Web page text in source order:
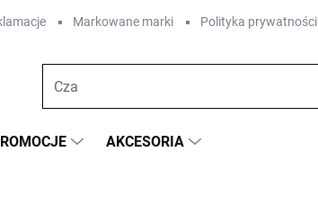
Markowane marki Polityka prywatności
AKCESORIA